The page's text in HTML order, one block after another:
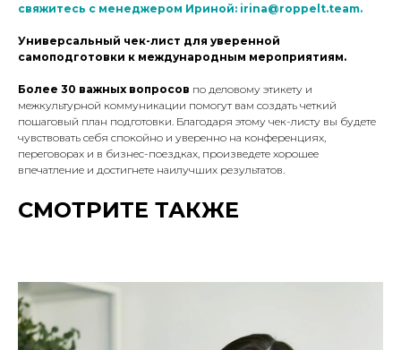
свяжитесь с менеджером Ириной: irina@roppelt.team.
Универсальный чек-лист для уверенной
самоподготовки к международным мероприятиям.
Более 30 важных вопросов по деловому этикету и
межкультурной коммуникации помогут вам создать четкий
пошаговый план подготовки. Благодаря этому чек-листу вы будете
чувствовать себя спокойно и уверенно на конференциях,
переговорах и в бизнес-поездках, произведете хорошее
впечатление и достигнете наилучших результатов.
СМОТРИТЕ ТАКЖЕ